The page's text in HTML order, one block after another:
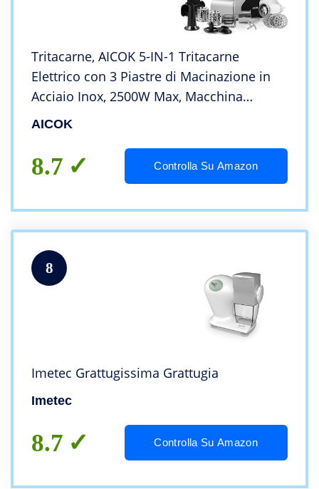
Tritacarne, AICOK 5-IN-1 Tritacarne
Elettrico con 3 Piastre di Macinazione in
Acciaio Inox, 2500W Max, Macchina
Salsiccia, Grattugia, Passapomodoro,
AICOK
8.7 Controlla Su Amazon
8
Imetec Grattugissima Grattugia
Imetec
8.7 Controlla Su Amazon